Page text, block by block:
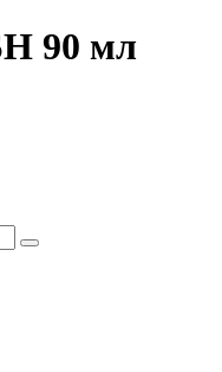
90 мл